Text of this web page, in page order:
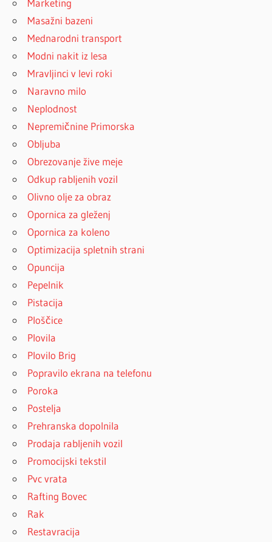
Marketing
Masažni bazeni
Mednarodni transport
Modni nakit iz lesa
Mravljinci v levi roki
Naravno milo
Neplodnost
Nepremičnine Primorska
Obljuba
Obrezovanje žive meje
Odkup rabljenih vozil
Olivno olje za obraz
Opornica za gleženj
Opornica za koleno
Optimizacija spletnih strani
Opuncija
Pepelnik
Pistacija
Ploščice
Plovila
Plovilo Brig
Popravilo ekrana na telefonu
Poroka
Postelja
Prehranska dopolnila
Prodaja rabljenih vozil
Promocijski tekstil
Pvc vrata
Rafting Bovec
Rak
Restavracija